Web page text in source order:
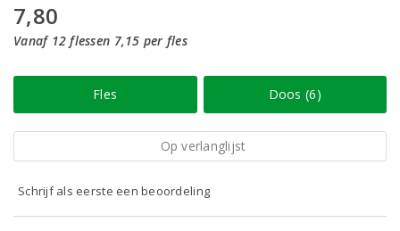
7,80
Vanaf 12 flessen 7,15 per fles
Fles Doos (6)
Op verlanglijst
Schrijf als eerste een beoordeling